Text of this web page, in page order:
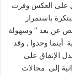
بل على العكس وفرت
باستمرار
عن بعد ” وسهولة
أينما وجدوا , وقد
الإنفاق على
الميزانية إلى مجالات